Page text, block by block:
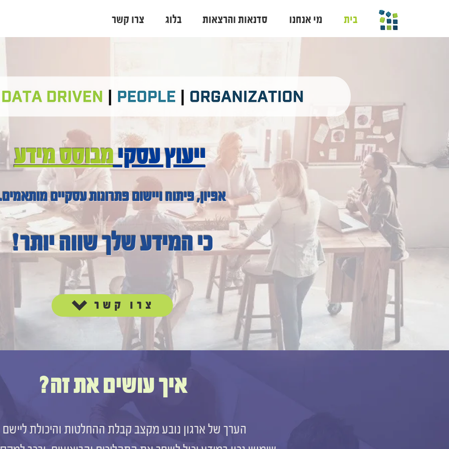
בית מי אנחנו סדנאות והרצאות בלוג צרו קשר
ייעוץ עסקימבוסס מידע
אפיון, פיתוח ויישום פתרונות עסקיים
כי המידע שלך שווה יותר!
צרו קשר
איך עושים את זה?
הערך של ארגון נובע מקצב קבלת ההחלטות והיכולת ליישם